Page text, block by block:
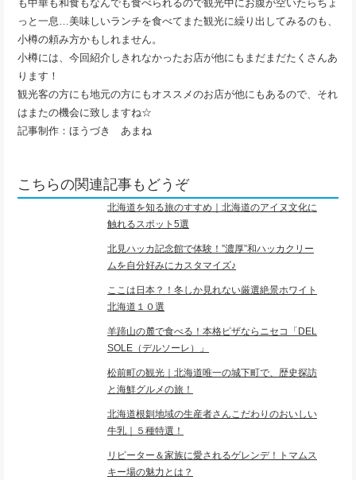
も中華も和食もなんでも食べられるので観光中にお腹が空いたらちょ
っと一息…美味しいランチを食べてまた観光に繰り出してみるのも、
小樽の頼み方かもしれません。
小樽には、今回紹介しきれなかったお店が他にもまだまだたくさんあ
ります！
観光客の方にも地元の方にもオススメのお店が他にもあるので、それ
はまたの機会に致しますね☆
記事制作：ほうづき あまね
こちらの関連記事もどうぞ
北海道を知る旅のすすめ｜北海道のアイヌ文化に
触れるスポット5選
北見ハッカ記念館で体験！”濃厚”和ハッカクリー
ムを自分好みにカスタマイズ♪
ここは日本？！冬しか見れない厳選絶景ホワイト
北海道１０選
羊蹄山の麓で食べる！本格ピザならニセコ「DEL
SOLE（デルソーレ）」
松前町の観光｜北海道唯一の城下町で、歴史探訪
と海鮮グルメの旅！
北海道根釧地域の生産者さんこだわりのおいしい
牛乳｜５種特選！
リピーター＆家族に愛されるゲレンデ！トマムス
キー場の魅力とは？